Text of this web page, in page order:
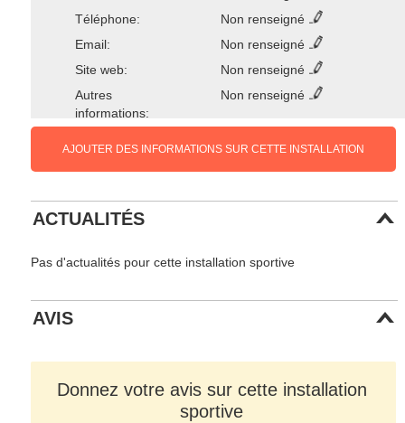
Téléphone:
Non renseigné
Email:
Non renseigné
Site web:
Non renseigné
Autres
informations:
Non renseigné
AJOUTER DES INFORMATIONS SUR CETTE INSTALLATION
ACTUALITÉS
Pas d'actualités pour cette installation sportive
AVIS
Donnez votre avis sur cette installation
sportive